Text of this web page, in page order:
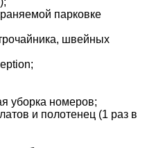
парковке
швейных
уборка номеров;
и полотенец (1 раз в